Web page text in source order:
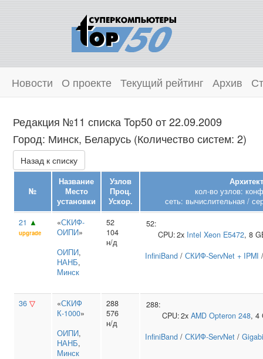
Новости О проекте Текущий рейтинг Архив
Редакция №11 списка Top50 от 22.09.2009
Город: Минск, Беларусь (Количество систем: 2)
Назад к списку
№
Название
Место
установки
Узлов
Проц.
Ускор.
кол-во узлов:
сеть: вычислительная /
21 ▲
upgrade
«СКИФ-
ОИПИ»
ОИПИ,
НАНБ,
Минск
52
104
н/д
52:
CPU:2x Intel Xeon E5472, 8
InfiniBand / СКИФ-ServNet + IPMI
36 ▽ «СКИФ
К-1000»
ОИПИ,
НАНБ,
Минск
288
576
н/д
288:
CPU:2x AMD Opteron 248, 4
InfiniBand / СКИФ-ServNet /